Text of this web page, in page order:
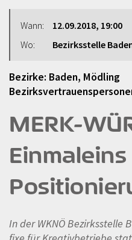
Wann:
12.09.2018, 19:00
Wo:
Bezirksstelle
Bezirke: Baden, Mödling
MERK-
In der WKNÖ Bezirksstelle